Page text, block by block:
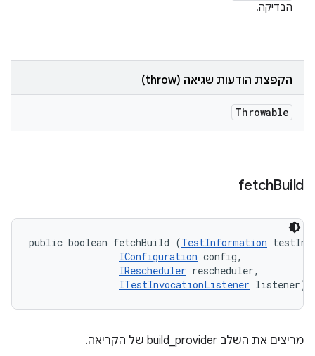
הבדיקה.
הקפצת הודעות שגיאה (throw)
Throwable
fetchBuild
public boolean fetchBuild (TestInformation
IConfiguration config,
IRescheduler rescheduler,
ITestInvocationListener listener)
מריצים את השלב build_provider של הקריאה.